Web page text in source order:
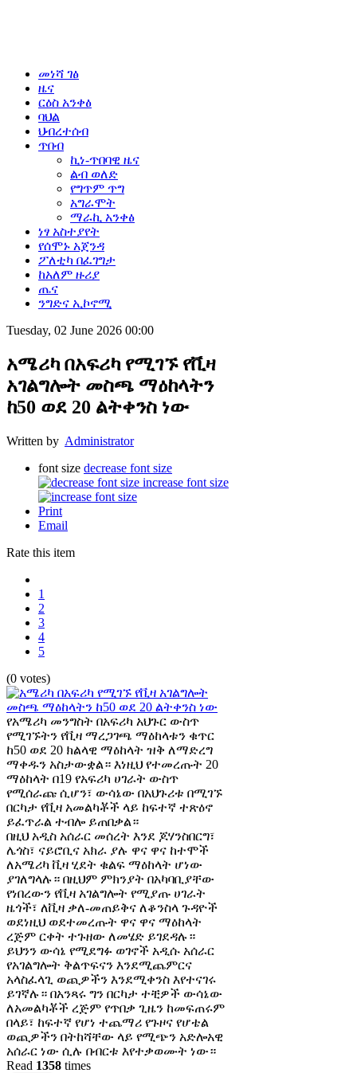
መነሻ ገፅ
ዜና
ርዕስ አንቀፅ
ባህል
ህብረተሰብ
ጥበብ
ኪነ-ጥበባዊ ዜና
ልብ ወለድ
የግጥም ጥግ
አግራሞት
ማራኪ አንቀፅ
ነፃ አስተያየት
የሰሞኑ አጀንዳ
ፖለቲካ በፈገግታ
ከአለም ዙሪያ
ጤና
ንግድና ኢኮኖሚ
Tuesday, 02 June 2026 00:00
አሜሪካ በአፍሪካ የሚገኙ የቪዛ
አገልግሎት መስጫ ማዕከላትን
ከ50 ወደ 20 ልትቀንስ ነው
Written by Administrator
font size decrease font size
increase font size
Print
Email
Rate this item
1
2
3
4
5
(0 votes)
የአሜሪካ መንግስት በአፍሪካ አህጉር ውስጥ
የሚገኙትን የቪዛ ማረጋገጫ ማዕከላቱን ቁጥር
ከ50 ወደ 20 ክልላዊ ማዕከላት ዝቅ ለማድረግ
ማቀዱን አስታውቋል። እነዚህ የተመረጡት 20
ማዕከላት በ19 የአፍሪካ ሀገራት ውስጥ
የሚሰራጩ ሲሆን፣ ውሳኔው በአህጉሪቱ በሚገኙ
በርካታ የቪዛ አመልካቾች ላይ ከፍተኛ ተጽዕኖ
ይፈጥራል ተብሎ ይጠበቃል።
በዚህ አዲስ አሰራር መሰረት እንደ ጆሃንስበርግ፣
ሌጎስ፣ ናይሮቢና አክራ ያሉ ዋና ዋና ከተሞች
ለአሜሪካ ቪዛ ሂደት ቁልፍ ማዕከላት ሆነው
ያገለግላሉ። በዚህም ምክንያት በአካባቢያቸው
የነበረውን የቪዛ አገልግሎት የሚያጡ ሀገራት
ዜጎች፣ ለቪዛ ቃለ-መጠይቅና ለቆንስላ ጉዳዮች
ወደነዚህ ወደተመረጡት ዋና ዋና ማዕከላት
ረጅም ርቀት ተጉዘው ለመሄድ ይገደዳሉ።
ይህንን ውሳኔ የሚደግፉ ወገኖች አዲሱ አሰራር
የአገልግሎት ቅልጥፍናን እንደሚጨምርና
አላስፈላጊ ወጪዎችን እንደሚቀንስ እየተናገሩ
ይገኛሉ። በአንጻሩ ግን በርካታ ተቺዎች ውሳኔው
ለአመልካቾች ረጅም የጥበቃ ጊዜን ከመፍጠሩም
በላይ፣ ከፍተኛ የሆነ ተጨማሪ የጉዞና የሆቴል
ወጪዎችን በትከሻቸው ላይ የሚጭን አድሎአዊ
አሰራር ነው ሲሉ በብርቱ እየተቃወሙት ነው።
Read 1358 times